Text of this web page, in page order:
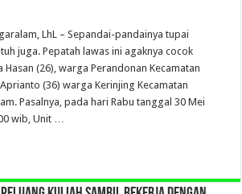
LhL – Sepandai-pandainya tupai
juga. Pepatah lawas ini agaknya cocok
Hasan (26), warga Perandonan Kecamatan
(36) warga Kerinjing Kecamatan
Pasalnya, pada hari Rabu tanggal 30 Mei
wib, Unit …